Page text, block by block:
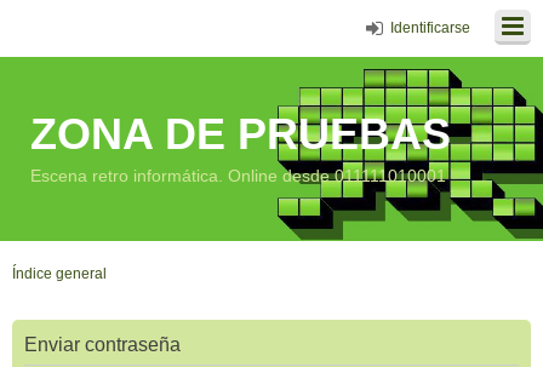
Identificarse
ZONA DE PRUEBAS
Escena retro informática. Online desde 011111010001
Índice general
Enviar contraseña